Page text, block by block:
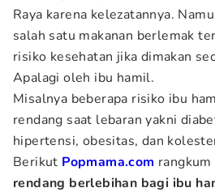
Raya karena kelezatannya.
salah satu makanan berlemak
risiko kesehatan jika dimakan
Apalagi oleh ibu hamil.
Misalnya beberapa risiko ibu
rendang saat lebaran yakni
hipertensi, obesitas, dan
Berikut Popmama.com rangkum
rendang berlebihan bagi ibu